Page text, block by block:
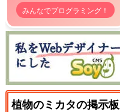
みんなでプログラミング！
植物のミカタの掲示板